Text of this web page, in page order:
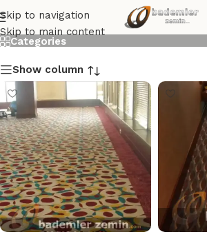
Skip to navigation
Skip to main content
Konferans Halısı
Categories
Show column